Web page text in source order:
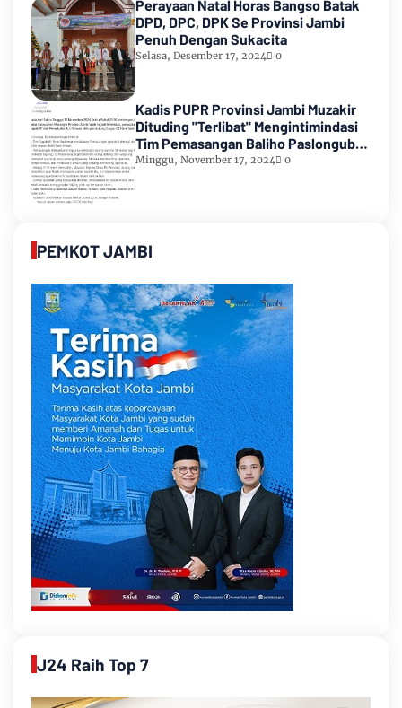
Perayaan Natal Horas Bangso Batak
DPD, DPC, DPK Se Provinsi Jambi
Penuh Dengan Sukacita
Selasa, Desember 17, 2024 0
Kadis PUPR Provinsi Jambi Muzakir
Dituding "Terlibat" Mengintimindasi
Tim Pemasangan Baliho Paslongub
Romi-Sudirman
Minggu, November 17, 2024 0
PEMKOT JAMBI
J24 Raih Top 7